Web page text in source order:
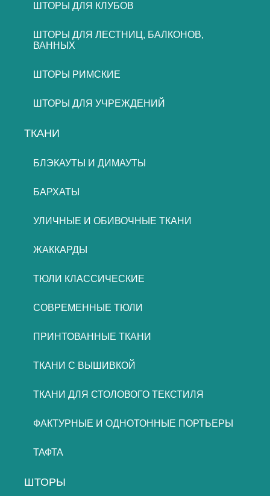
ШТОРЫ ДЛЯ КЛУБОВ
ШТОРЫ ДЛЯ ЛЕСТНИЦ, БАЛКОНОВ,
ВАННЫХ
ШТОРЫ РИМСКИЕ
ШТОРЫ ДЛЯ УЧРЕЖДЕНИЙ
ТКАНИ
БЛЭКАУТЫ И ДИМАУТЫ
БАРХАТЫ
УЛИЧНЫЕ И ОБИВОЧНЫЕ ТКАНИ
ЖАККАРДЫ
ТЮЛИ КЛАССИЧЕСКИЕ
СОВРЕМЕННЫЕ ТЮЛИ
ПРИНТОВАННЫЕ ТКАНИ
ТКАНИ С ВЫШИВКОЙ
ТКАНИ ДЛЯ СТОЛОВОГО ТЕКСТИЛЯ
ФАКТУРНЫЕ И ОДНОТОННЫЕ ПОРТЬЕРЫ
ТАФТА
ШТОРЫ